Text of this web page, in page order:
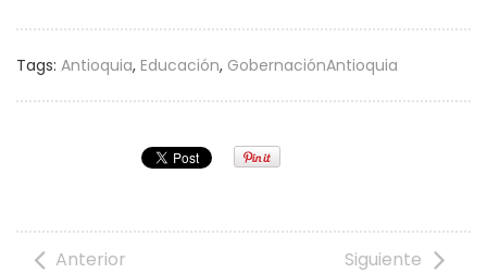
Tags: Antioquia, Educación, GobernaciónAntioquia
Anterior Siguiente